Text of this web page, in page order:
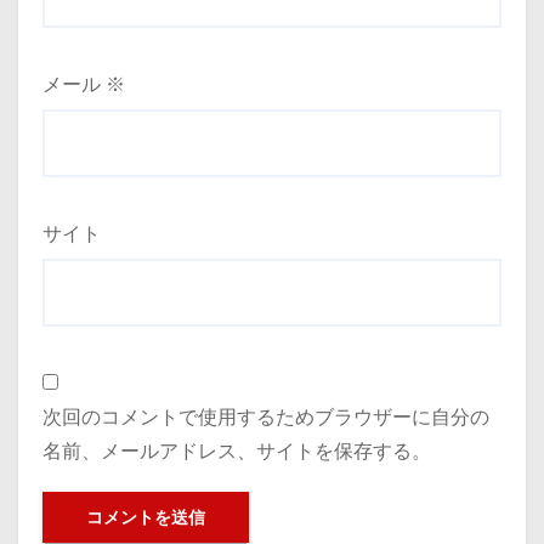
メール ※
サイト
次回のコメントで使用するためブラウザーに自分の
名前、メールアドレス、サイトを保存する。